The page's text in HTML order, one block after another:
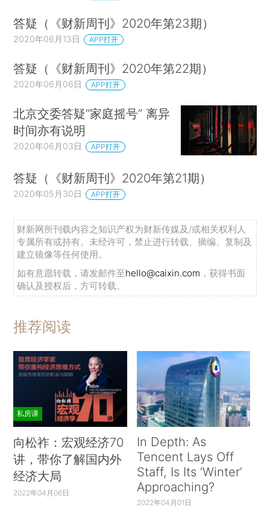
答疑（《财新周刊》2020年第23期）
2020年06月13日 APP打开
答疑（《财新周刊》2020年第22期）
2020年06月06日 APP打开
北京交委答疑“家庭摇号” 离异
时间亦有说明
2020年06月03日 APP打开
答疑（《财新周刊》2020年第21期）
2020年05月30日 APP打开
财新网所刊载内容之知识产权为财新传媒及/或相关权利人
专属所有或持有。未经许可，禁止进行转载、摘编、复制及
建立镜像等任何使用。
如有意愿转载，请发邮件至hello@caixin.com ，获得书面
确认及授权后，方可转载。
推荐阅读
私房课
向松祚：宏观经济70
讲，带你了解国内外
经济大局
2022年04月06日
In Depth: As
Tencent Lays Off
Staff, Is Its ‘Winter’
Approaching?
2022年04月01日